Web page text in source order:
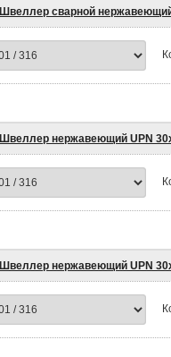
Швеллер сварной
Швеллер нержавеющий UPN
Швеллер нержавеющий UPN